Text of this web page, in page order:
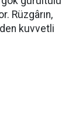
Rüzgârın,
kuvvetli